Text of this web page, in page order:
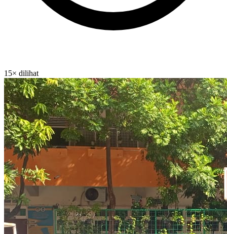
15× dilihat